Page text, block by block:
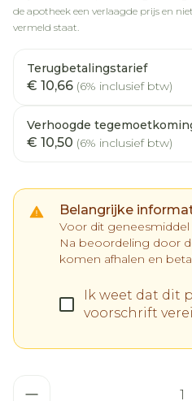
de apotheek een verlaagde prijs en
vermeld staat.
Terugbetalingstarief
€ 10,66 (6% inclusief btw)
Verhoogde
€ 10,50 (6% inclusief btw)
Belangrijke
Voor dit
Na beoordeling door
komen afhalen en
Ik weet dat dit
voorschrift